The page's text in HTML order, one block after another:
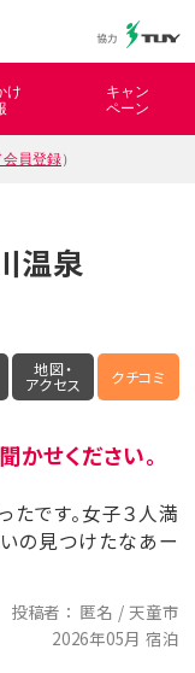
け
キャン
ペーン
会員登録）
温泉
地図・
アクセス クチコミ
かせください。
たです。女子３人満
の見つけたなあー
投稿者
匿名 / 天童市
2026年05月 宿泊